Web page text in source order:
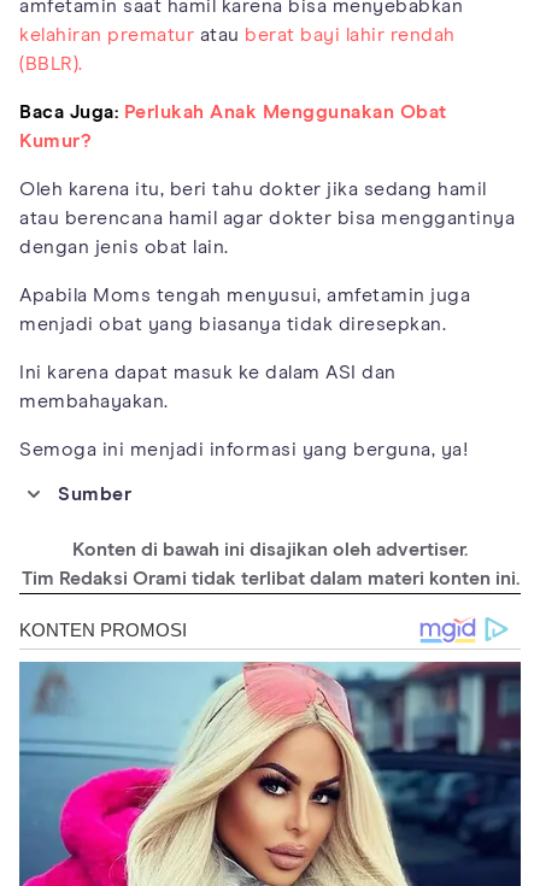
amfetamin saat hamil karena bisa menyebabkan
kelahiran prematur atau berat bayi lahir rendah
(BBLR).
Baca Juga: Perlukah Anak Menggunakan Obat
Kumur?
Oleh karena itu, beri tahu dokter jika sedang hamil
atau berencana hamil agar dokter bisa menggantinya
dengan jenis obat lain.
Apabila Moms tengah menyusui, amfetamin juga
menjadi obat yang biasanya tidak diresepkan.
Ini karena dapat masuk ke dalam ASI dan
membahayakan.
Semoga ini menjadi informasi yang berguna, ya!
Sumber
https://www.drugs.com/amphetamine.html#:~:text=Amphetamin
e%20is%20a%20central%20nervous,treat%20ADHD%20and%20
also%20narcolepsy.
https://adf.org.au/drug-facts/amphetamines/
https://www.ncbi.nlm.nih.gov/pmc/articles/PMC3181580/
Konten di bawah ini disajikan oleh advertiser.
Tim Redaksi Orami tidak terlibat dalam materi konten ini.